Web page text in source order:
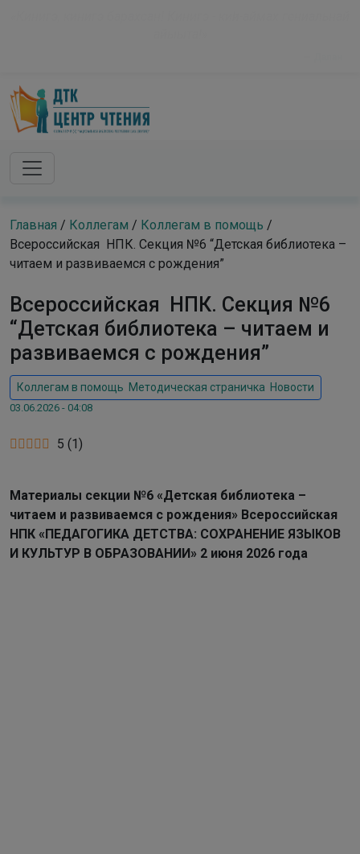
Главная / Коллегам / Коллегам в помощь /
Всероссийская НПК. Секция №6 “Детская библиотека –
читаем и развиваемся с рождения”
Всероссийская НПК. Секция №6
“Детская библиотека – читаем и
развиваемся с рождения”
Коллегам в помощь Методическая страничка Новости
03.06.2026 - 04:08
5 (1)
Материалы секции №6 «Детская библиотека –
читаем и развиваемся с рождения» Всероссийская
НПК «ПЕДАГОГИКА ДЕТСТВА: СОХРАНЕНИЕ ЯЗЫКОВ
И КУЛЬТУР В ОБРАЗОВАНИИ» 2 июня 2026 года